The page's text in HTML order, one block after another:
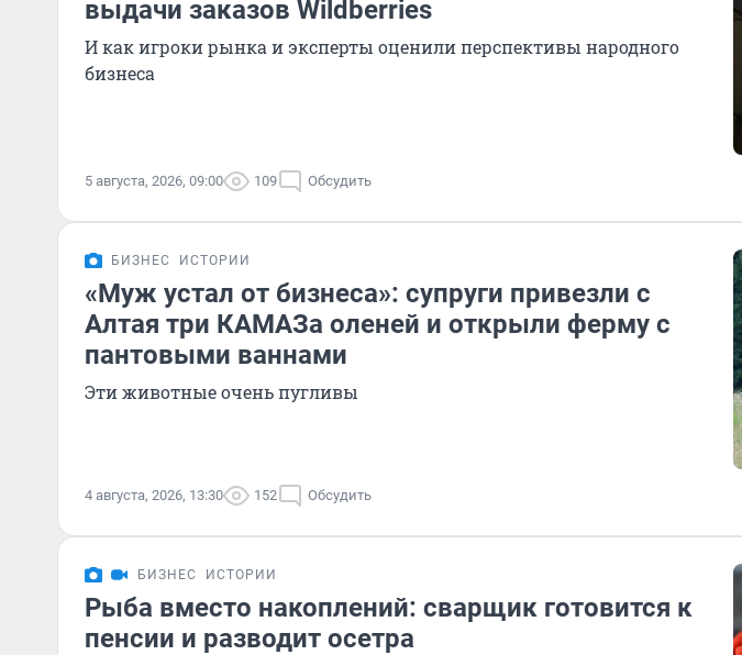
выдачи заказов Wildberries
И как игроки рынка и эксперты оценили перспективы народного
бизнеса
5 августа, 2026, 09:00 109 Обсудить
БИЗНЕС ИСТОРИИ
«Муж устал от бизнеса»: супруги привезли с
Алтая три КАМАЗа оленей и открыли ферму с
пантовыми ваннами
Эти животные очень пугливы
4 августа, 2026, 13:30 152 Обсудить
БИЗНЕС ИСТОРИИ
Рыба вместо накоплений: сварщик готовится к
пенсии и разводит осетра